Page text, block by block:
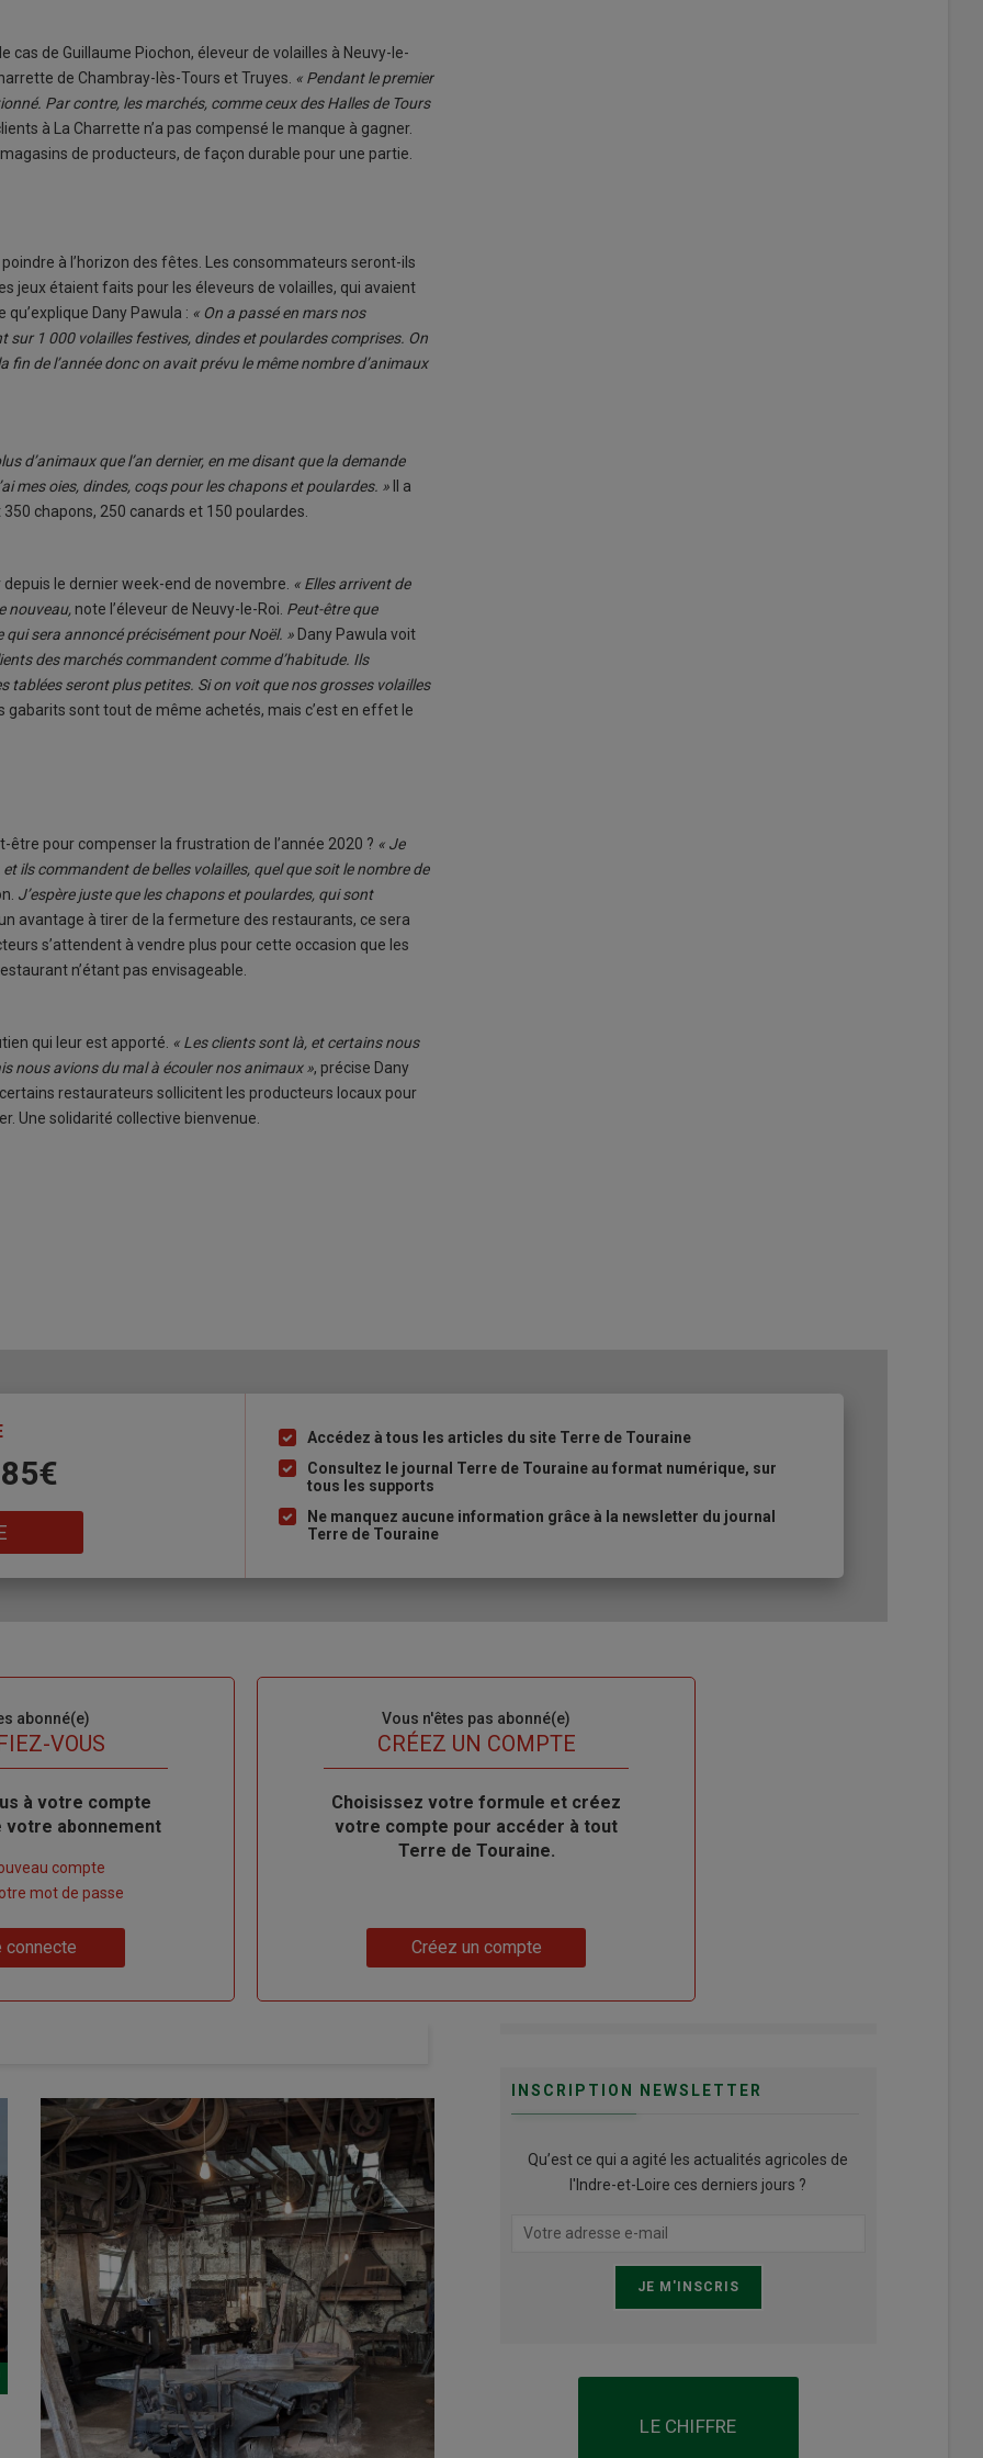
cas de Guillaume Piochon, éleveur de volailles à Neuvy-le-
de Chambray-lès-Tours et Truyes. « Pendant le premier
Par contre, les marchés, comme ceux des Halles de Tours
à La Charrette n’a pas compensé le manque à gagner.
de producteurs, de façon durable pour une partie.
à l’horizon des fêtes. Les consommateurs seront-ils
jeux étaient faits pour les éleveurs de volailles, qui avaient
Dany Pawula : « On a passé en mars nos
sur 1 000 volailles festives, dindes et poulardes comprises. On
de l’année donc on avait prévu le même nombre d’animaux
d’animaux que l’an dernier, en me disant que la demande
mes oies, dindes, coqs pour les chapons et poulardes. »
Il a
chapons, 250 canards et 150 poulardes.
le dernier week-end de novembre. « Elles arrivent de
nouveau, note l’éleveur de Neuvy-le-Roi. Peut-être que
sera annoncé précisément pour Noël. » Dany Pawula voit
des marchés commandent comme d’habitude. Ils
seront plus petites. Si on voit que nos grosses volailles
gabarits sont tout de même achetés, mais c’est en effet le
être pour compenser la frustration de l’année 2020 ? « Je
ils commandent de belles volailles, quel que soit le nombre de
J’espère juste que les chapons et poulardes, qui sont
un avantage à tirer de la fermeture des restaurants, ce sera
s’attendent à vendre plus pour cette occasion que les
n’étant pas envisageable.
qui leur est apporté. « Les clients sont là, et certains nous
nous avions du mal à écouler nos animaux », précise Dany
restaurateurs sollicitent les producteurs locaux pour
Une solidarité collective bienvenue.
Liste
à
puce
Accédez à tous les articles du site Terre de Touraine
Consultez le journal Terre de Touraine au format numérique, sur
tous les supports
Ne manquez aucune information grâce à la newsletter du journal
Terre de Touraine
abonné(e)
VOUS
à votre compte
abonnement
compte
mot de passe
connecte
Vous n'êtes pas abonné(e)
TITRECRÉEZ UN COMPTE
Body
Choisissez votre formule et créez
votre compte pour accéder à tout
Terre de Touraine.
Créez un compte
INSCRIPTION NEWSLETTER
Qu’est ce qui a agité les actualités agricoles de
l'Indre-et-Loire ces derniers jours ?
LE CHIFFRE